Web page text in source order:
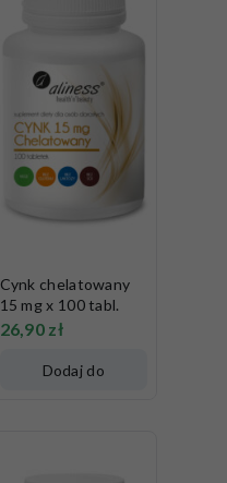
Cynk chelatowany
15 mg x 100 tabl.
26,90 zł
Dodaj do